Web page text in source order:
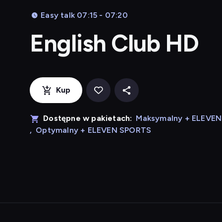
Easy talk 07:15 - 07:20
English Club HD
Kup
Dostępne w pakietach: Maksymalny +
, Optymalny + ELEVEN SPORTS